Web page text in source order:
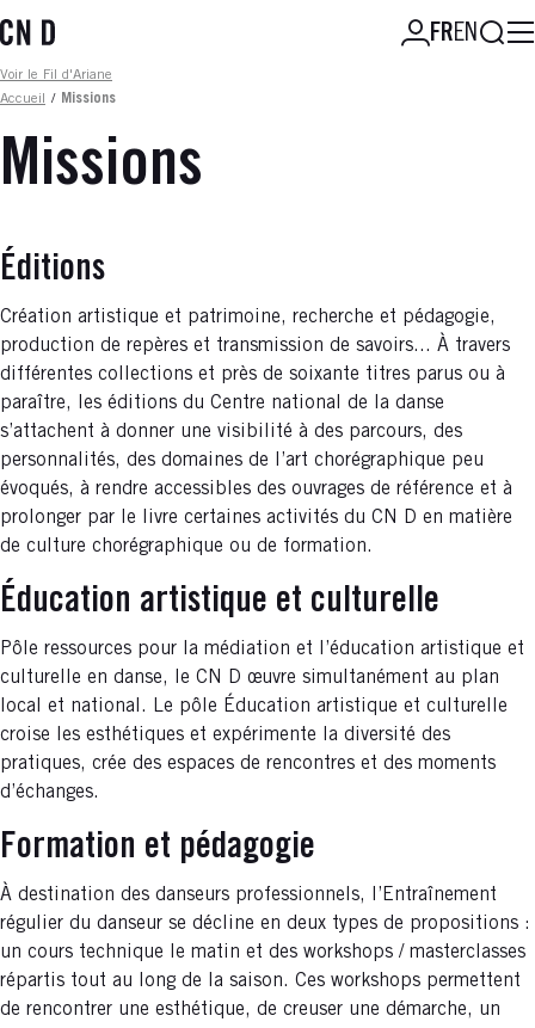
au
principal
FREN
Fil d'ariane
Voir le Fil d'Ariane
Accueil
/ Missions
Missions
Éditions
Création artistique et patrimoine, recherche et pédagogie,
production de repères et transmission de savoirs... À travers
différentes collections et près de soixante titres parus ou à
paraître, les éditions du Centre national de la danse
s’attachent à donner une visibilité à des parcours, des
personnalités, des domaines de l’art chorégraphique peu
évoqués, à rendre accessibles des ouvrages de référence et à
prolonger par le livre certaines activités du CN D en matière
de culture chorégraphique ou de formation.
Éducation artistique et culturelle
Pôle ressources pour la médiation et l’éducation artistique et
culturelle en danse, le CN D œuvre simultanément au plan
local et national. Le pôle Éducation artistique et culturelle
croise les esthétiques et expérimente la diversité des
pratiques, crée des espaces de rencontres et des moments
d’échanges.
Formation et pédagogie
À destination des danseurs professionnels, l’Entraînement
régulier du danseur se décline en deux types de propositions :
un cours technique le matin et des workshops / masterclasses
répartis tout au long de la saison. Ces workshops permettent
de rencontrer une esthétique, de creuser une démarche, un